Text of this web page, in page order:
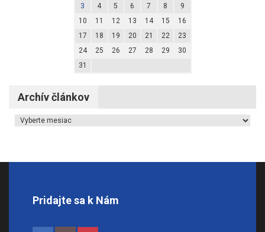
3
4 5 6 7 8
9
10
11 12 13 14 15
16
17
18 19 20 21 22
23
24
25 26 27 28 29
30
31
Archív článkov
Archív článkov
Pridajte sa k Nám